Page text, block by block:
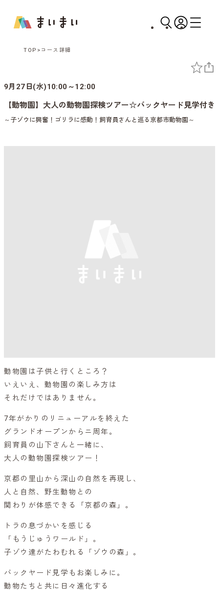
TOP コース詳細
9月27日(水)10:00～12:00
【動物園】大人の動物園探検ツアー☆バックヤード見学付き
～子ゾウに興奮！ゴリラに感動！飼育員さんと巡る京都市動物園～
動物園は子供と行くところ？
いえいえ、動物園の楽しみ方は
それだけではありません。
7年がかりのリニューアルを終えた
グランドオープンからニ周年。
飼育員の山下さんと一緒に、
大人の動物園探検ツアー！
京都の里山から深山の自然を再現し、
人と自然、野生動物との
関わりが体感できる「京都の森」。
トラの息づかいを感じる
「もうじゅうワールド」。
子ゾウ達がたわむれる「ゾウの森」。
バックヤード見学もお楽しみに。
動物たちと共に日々進化する